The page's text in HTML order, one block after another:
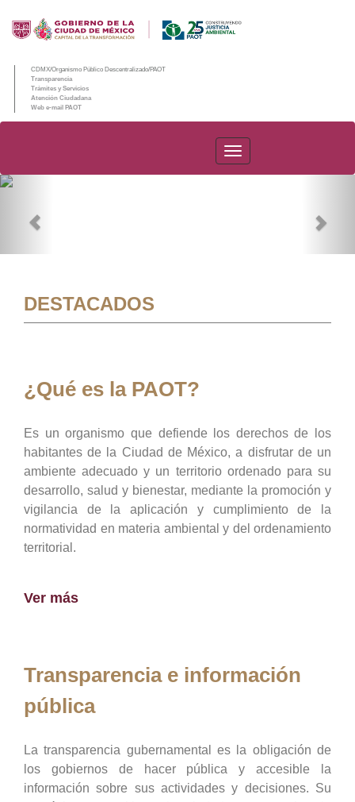
CDMX/Organismo Público Descentralizado/PAOT
Transparencia
Trámites y Servicios
Atención Ciudadana
Web e-mail PAOT
PAOT
DESTACADOS
¿Qué es la PAOT?
Es un organismo que defiende los derechos de los
habitantes de la Ciudad de México, a disfrutar de un
ambiente adecuado y un territorio ordenado para su
desarrollo, salud y bienestar, mediante la promoción y
vigilancia de la aplicación y cumplimiento de la
normatividad en materia ambiental y del ordenamiento
territorial.
Ver más
Transparencia e información
pública
La transparencia gubernamental es la obligación de
los gobiernos de hacer pública y accesible la
información sobre sus actividades y decisiones. Su